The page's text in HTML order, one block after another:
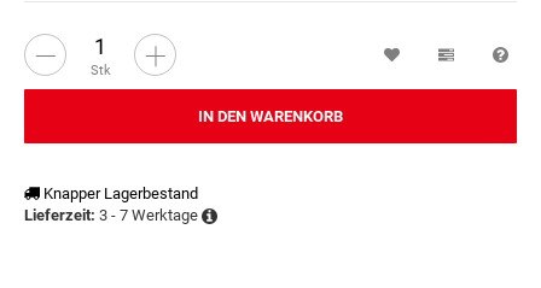
Stk
IN DEN WARENKORB
Knapper Lagerbestand
Lieferzeit: 3 - 7 Werktage
Wunschzettel